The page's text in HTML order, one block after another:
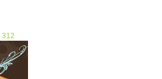
312